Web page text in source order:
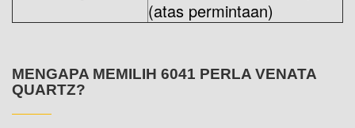
(atas permintaan)
MENGAPA MEMILIH 6041 PERLA VENATA
QUARTZ?